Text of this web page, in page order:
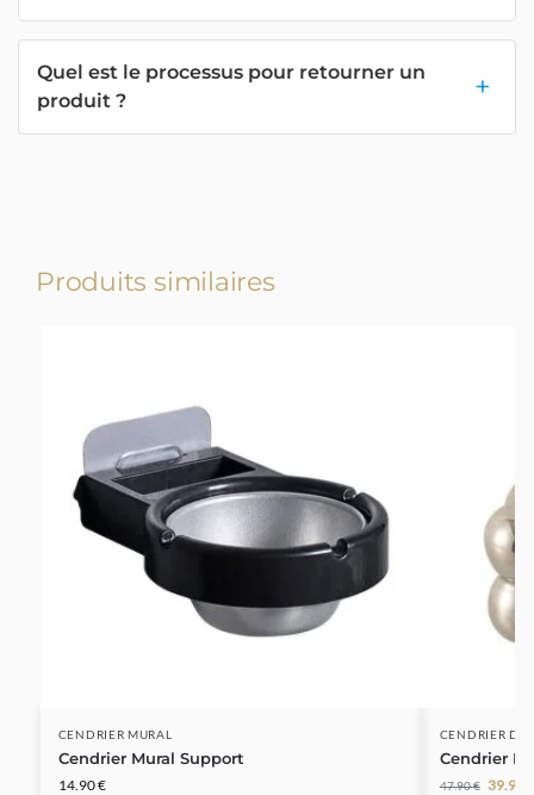
Quel est le processus pour retourner un
produit ?
Produits similaires
CENDRIER MURAL
Cendrier Mural Support
14.90€
CENDRIER
Cendrier
47.90€ 39.90